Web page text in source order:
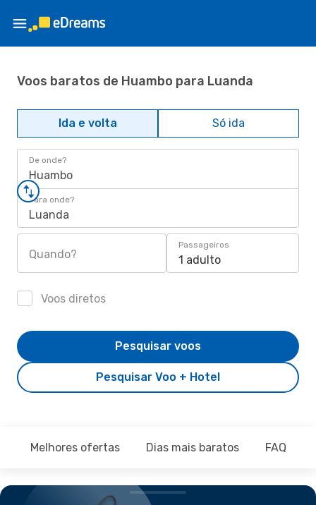
Voos baratos de Huambo para Luanda
Ida e volta Só ida
De onde?
Huambo
Para onde?
Luanda
Quando?
Passageiros
1 adulto
Voos diretos
Pesquisar Voo + Hotel
Pesquisar voos
Melhores ofertas Dias mais baratos FAQ